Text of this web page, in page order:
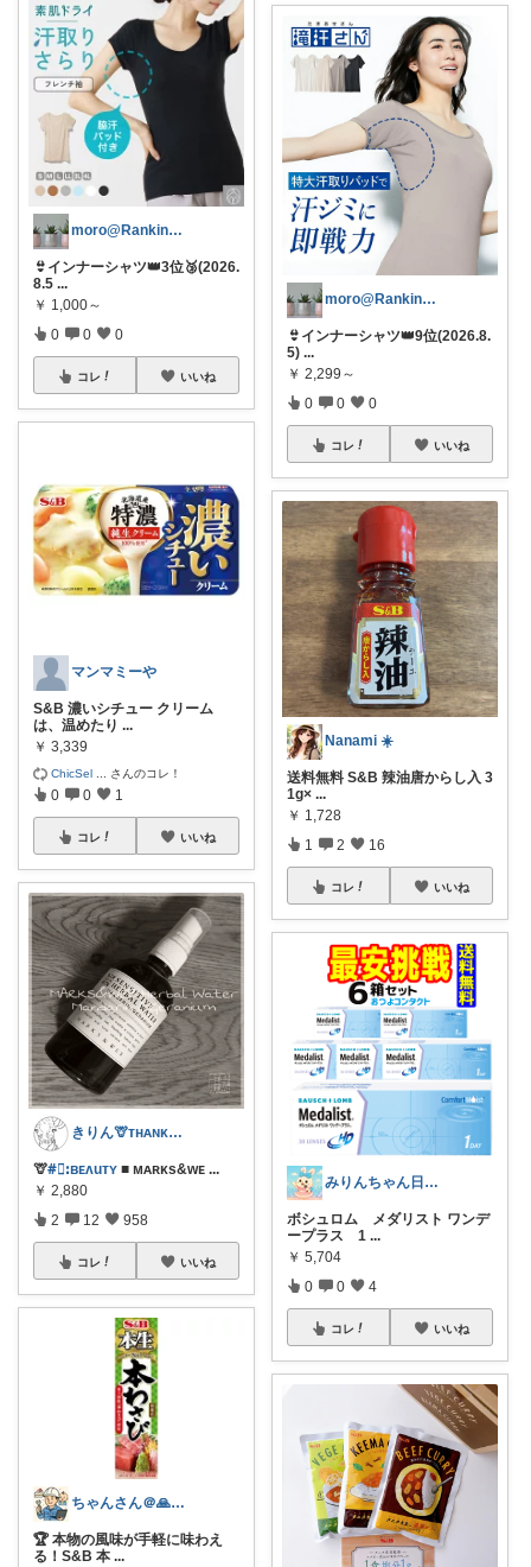
moro@Ranking ROOM
👙インナーシャツ👑3位🥉(2026.
8.5 ...
￥ 1,000～
0 0 0
コレ いいね
マンマミーや
S&B 濃いシチュー クリーム
は、温めたり ...
￥ 3,339
ChicSel さんのコレ！
0 0 1
コレ いいね
きりん🦒ᴛʜᴀɴᴋs ᴀʟᴡᴀʏs.
🦒#⃞ꓽʙᴇᴧuᴛʏ ■ ᴍᴀʀᴋs&ᴡᴇ ...
￥ 2,880
2 12 958
コレ いいね
ちゃんさん＠🙏kansya👶1👶0
🏆 本物の風味が手軽に味わえ
る！S&B 本 ...
moro@Ranking ROOM
👙インナーシャツ👑9位(2026.8.
5) ...
￥ 2,299～
0 0 0
コレ いいね
Nanami ☀️
送料無料 S&B 辣油唐からし入 3
1g× ...
￥ 1,728
1 2 16
コレ いいね
みりんちゃん日曜品専門店
ボシュロム メダリスト ワンデ
ープラス 1 ...
￥ 5,704
0 0 4
コレ いいね